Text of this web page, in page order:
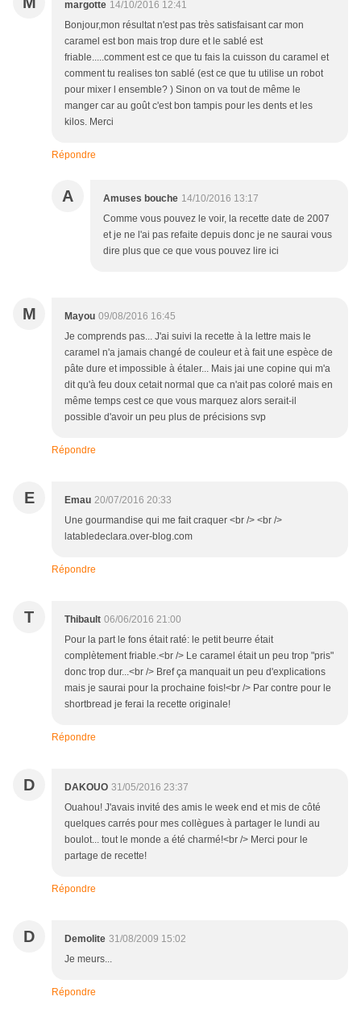
margotte 14/10/2016 12:41
Bonjour,mon résultat n'est pas très satisfaisant car mon
caramel est bon mais trop dure et le sablé est
friable.....comment est ce que tu fais la cuisson du caramel et
comment tu realises ton sablé (est ce que tu utilise un robot
pour mixer l ensemble? ) Sinon on va tout de même le
manger car au goût c'est bon tampis pour les dents et les
kilos. Merci
Répondre
A Amuses bouche 14/10/2016 13:17
Comme vous pouvez le voir, la recette date de 2007
et je ne l'ai pas refaite depuis donc je ne saurai vous
dire plus que ce que vous pouvez lire ici
M Mayou 09/08/2016 16:45
Je comprends pas... J'ai suivi la recette à la lettre mais le
caramel n'a jamais changé de couleur et à fait une espèce de
pâte dure et impossible à étaler... Mais jai une copine qui m'a
dit qu'à feu doux cetait normal que ca n'ait pas coloré mais en
même temps cest ce que vous marquez alors serait-il
possible d'avoir un peu plus de précisions svp
Répondre
E Emau 20/07/2016 20:33
Une gourmandise qui me fait craquer <br /> <br />
latabledeclara.over-blog.com
Répondre
T Thibault 06/06/2016 21:00
Pour la part le fons était raté: le petit beurre était
complètement friable.<br /> Le caramel était un peu trop "pris"
donc trop dur...<br /> Bref ça manquait un peu d'explications
mais je saurai pour la prochaine fois!<br /> Par contre pour le
shortbread je ferai la recette originale!
Répondre
D DAKOUO 31/05/2016 23:37
Ouahou! J'avais invité des amis le week end et mis de côté
quelques carrés pour mes collègues à partager le lundi au
boulot... tout le monde a été charmé!<br /> Merci pour le
partage de recette!
Répondre
D Demolite 31/08/2009 15:02
Je meurs...
Répondre